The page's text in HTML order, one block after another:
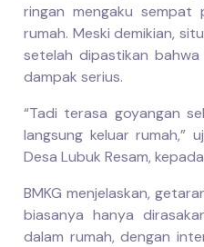
ringan mengaku sempat
rumah. Meski demikian,
setelah dipastikan
dampak serius.
“Tadi terasa goyangan
langsung keluar rumah,”
Desa Lubuk Resam,
BMKG menjelaskan,
biasanya hanya
dalam rumah, dengan